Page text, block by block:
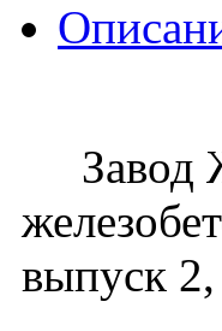
Завод
выпуск 2,